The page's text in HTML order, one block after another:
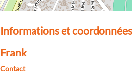
Informations et
Frank
Contact